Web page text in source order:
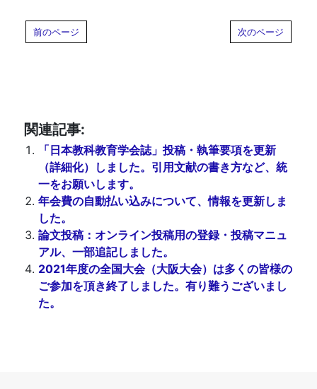
前のページ 次のページ
関連記事:
「日本教科教育学会誌」投稿・執筆要項を更新
（詳細化）しました。引用文献の書き方など、統
一をお願いします。
年会費の自動払い込みについて、情報を更新しま
した。
論文投稿：オンライン投稿用の登録・投稿マニュ
アル、一部追記しました。
2021年度の全国大会（大阪大会）は多くの皆様の
ご参加を頂き終了しました。有り難うございまし
た。